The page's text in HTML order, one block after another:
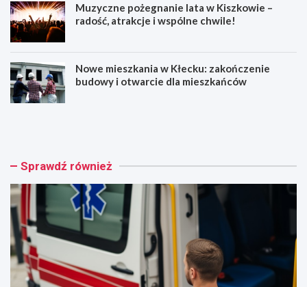
Muzyczne pożegnanie lata w Kiszkowie –
radość, atrakcje i wspólne chwile!
Nowe mieszkania w Kłecku: zakończenie
budowy i otwarcie dla mieszkańców
Z
y
e
z
p
i
e
c
z
O
c
w
T
r
z
e
m
e
Sprawdź również